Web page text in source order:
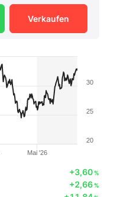
Verkaufen
Mai '26
20
25
30
+3,60%
+2,66%